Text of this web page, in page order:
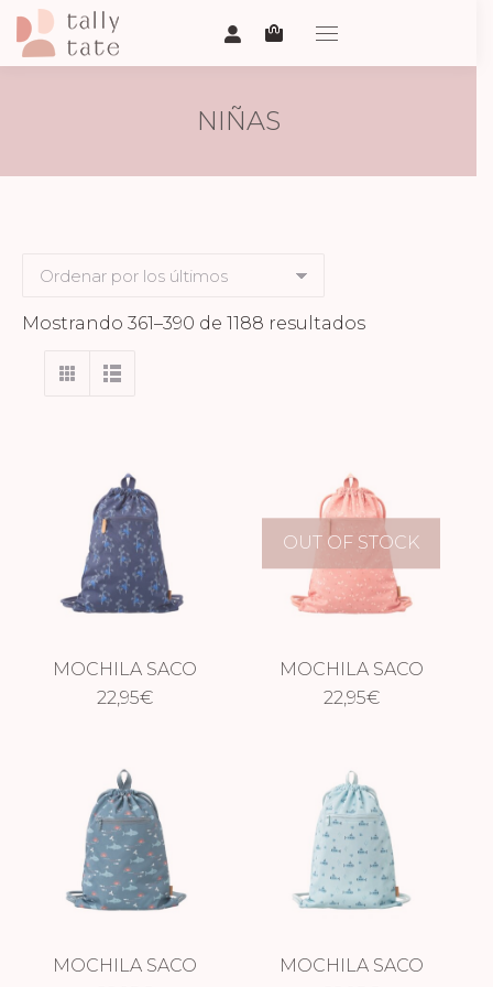
NIÑAS
Mostrando 361–390 de 1188 resultadosOrdenado
MOCHILA SACO
MONO
22,95€
OUT OF STOCK
MOCHILA SACO
MARIPOSAS
22,95€
MOCHILA SACO
MOCHILA SACO